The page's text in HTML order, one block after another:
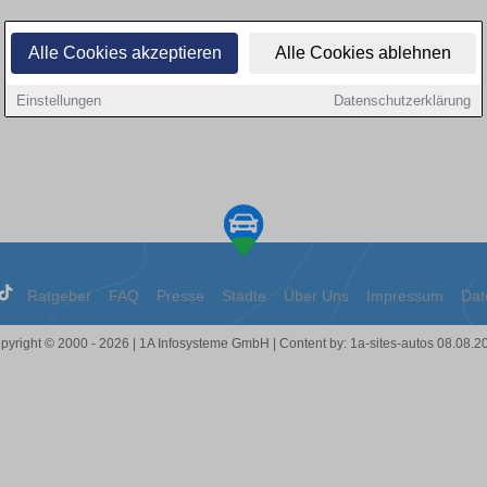
Alle Cookies akzeptieren Alle Cookies ablehnen
Einstellungen Datenschutzerklärung
Ratgeber FAQ Presse Städte Über Uns Impressum
© 2000 - 2026 | 1A Infosysteme GmbH | Content by: 1a-sites-autos